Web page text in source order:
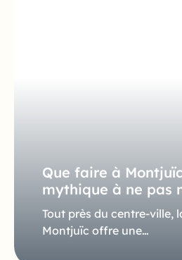
Que faire à
mythique à ne pas
Tout près du centre-ville,
Montjuïc offre une…